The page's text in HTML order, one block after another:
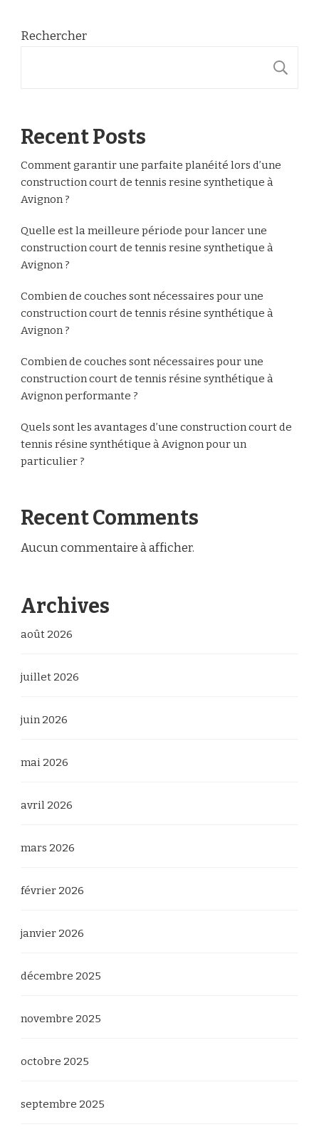
Rechercher
Recent Posts
Comment garantir une parfaite planéité lors d’une
construction court de tennis resine synthetique à
Avignon ?
Quelle est la meilleure période pour lancer une
construction court de tennis resine synthetique à
Avignon ?
Combien de couches sont nécessaires pour une
construction court de tennis résine synthétique à
Avignon ?
Combien de couches sont nécessaires pour une
construction court de tennis résine synthétique à
Avignon performante ?
Quels sont les avantages d’une construction court de
tennis résine synthétique à Avignon pour un
particulier ?
Recent Comments
Aucun commentaire à afficher.
Archives
août 2026
juillet 2026
juin 2026
mai 2026
avril 2026
mars 2026
février 2026
janvier 2026
décembre 2025
novembre 2025
octobre 2025
septembre 2025